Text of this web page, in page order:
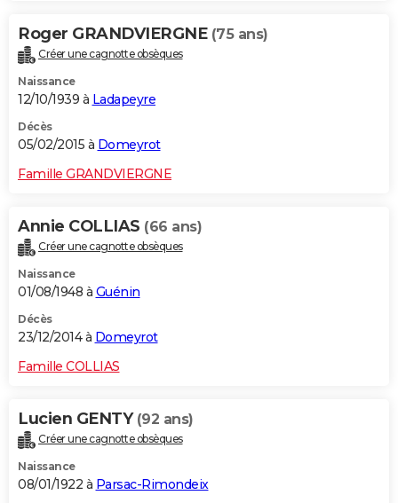
Roger GRANDVIERGNE (75 ans)
Créer une cagnotte obsèques
Naissance
12/10/1939 à Ladapeyre
Décès
05/02/2015 à Domeyrot
Famille GRANDVIERGNE
Annie COLLIAS (66 ans)
Créer une cagnotte obsèques
Naissance
01/08/1948 à Guénin
Décès
23/12/2014 à Domeyrot
Famille COLLIAS
Lucien GENTY (92 ans)
Créer une cagnotte obsèques
Naissance
08/01/1922 à Parsac-Rimondeix